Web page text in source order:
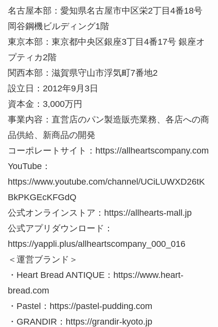
名古屋本部：愛知県名古屋市中区栄2丁目4番18号
岡谷鋼機ビルディング1階
東京本部：東京都中央区銀座3丁目4番17号 銀座オ
プティカ2階
関西本部：滋賀県守山市浮気町7番地2
設立日：2012年9月3日
資本金：3,000万円
事業内容：直営店のパン製造販売業務、各店への商
品供給、新商品の開発
コーポレートサイト：https://allheartscompany.com
YouTube：
https://www.youtube.com/channel/UCiLUWXD26tK
BkPKGEcKFGdQ
公式オンラインストア：https://allhearts-mall.jp
公式アプリダウンロード：
https://yappli.plus/allheartscompany_000_016
＜運営ブランド＞
・Heart Bread ANTIQUE：https://www.heart-
bread.com
・Pastel：https://pastel-pudding.com
・GRANDIR：https://grandir-kyoto.jp